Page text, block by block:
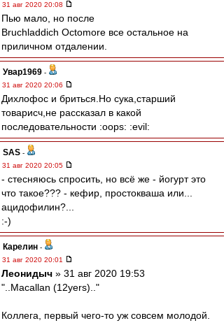
31 авг 2020 20:08
Пью мало, но после
Bruchladdich Octomore все остальное на
приличном отдалении.
Увар1969 -
31 авг 2020 20:06
Дихлофос и бриться.Но сука,старший
товарисч,не рассказал в какой
последовательности :oops: :evil:
SAS -
31 авг 2020 20:05
- стесняюсь спросить, но всё же - йогурт это
что такое??? - кефир, простокваша или...
ацидофилин?...
:-)
Карелин -
31 авг 2020 20:01
Леонидыч » 31 авг 2020 19:53
"..Macallan (12yers).."
Коллега, первый чего-то уж совсем молодой.